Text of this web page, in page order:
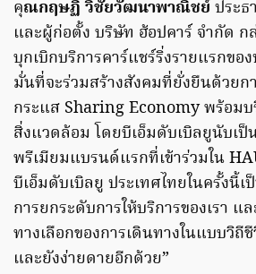
คุณกฤษฏิ์ วิชัยวัฒนาพาณิชย์ประธ
และผู้ก่อตั้ง บริษัท ฮ้อปคาร์ จำกัด ก
บุกเบิกบริการคาร์แชร์ริ่งรายแรกขอ
มั่นที่จะร่วมสร้างสังคมที่ยั่งยืนด้วยก
กระแส Sharing Economy พร้อม
สิ่งแวดล้อม โดยบีเอ็มดับเบิลยูนับเ
พรีเมียมแบรนด์แรกที่เข้าร่วมใน
บีเอ็มดับเบิลยู ประเทศไทยในครั้งนี้
การยกระดับการให้บริการของเรา แ
ทางเลือกของการเดินทางในแบบวิถี
และยังง่ายดายอีกด้วย”